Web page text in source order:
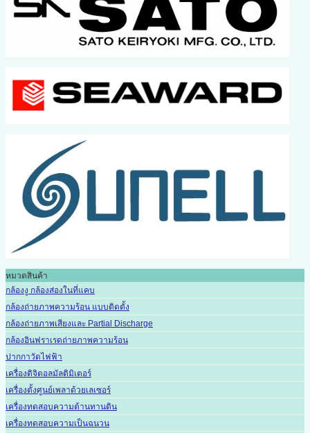
หมวดสินค้า
กล้องงู กล้องส่องในที่แคบ
กล้องถ่ายภาพความร้อน แบบติดตั้ง
กล้องถ่ายภาพเสียงและ Partial Discharge
กล้องอินฟราเรดถ่ายภาพความร้อน
ปากกาวัดไฟฟ้า
เครื่องดิจิตอลมัลติมิเตอร์
เครื่องตั้งศูนย์เพลาด้วยเลเซอร์
เครื่องทดสอบความต้านทานดิน
เครื่องทดสอบความเป็นฉนวน